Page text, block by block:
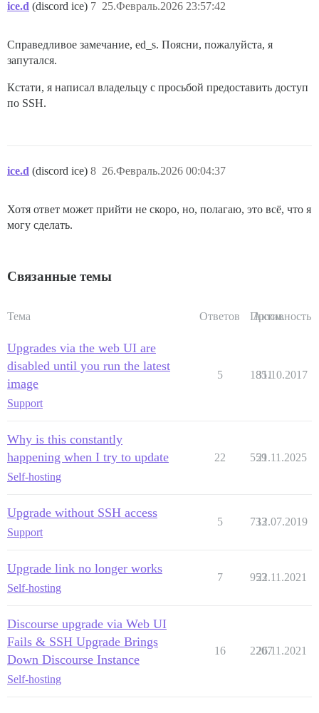
ice.d (discord ice) 25.Февраль.2026 23:57:42
7
Справедливое замечание, ed_s. Поясни, пожалуйста, я
запутался.
Кстати, я написал владельцу с просьбой предоставить доступ
по SSH.
ice.d (discord ice) 26.Февраль.2026 00:04:37
8
Хотя ответ может прийти не скоро, но, полагаю, это всё, что я
могу сделать.
Связанные темы
Тема Ответов Просм.
Активность
Upgrades via the web UI are
disabled until you run the latest
image
Support
5 1851
31.10.2017
Why is this constantly
happening when I try to update
Self-hosting
22 559
21.11.2025
Upgrade without SSH access
Support
5 733
12.07.2019
Upgrade link no longer works
Self-hosting
7 953
22.11.2021
Discourse upgrade via Web UI
Fails & SSH Upgrade Brings
Down Discourse Instance
Self-hosting
16 2207
26.11.2021